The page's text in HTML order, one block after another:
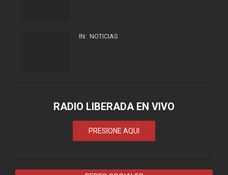
IN: NOTICIAS
RADIO LIBERADA EN VIVO
PRESIONE AQUI